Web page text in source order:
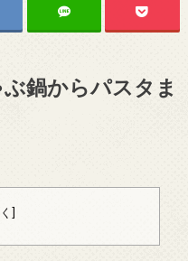
鍋からパスタま
]